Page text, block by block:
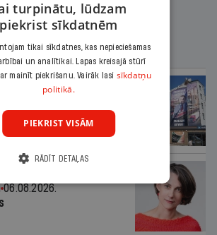
žurnālā
palika nesodīta par
kampaņu
06.08.2026.
turpinātu, lūdzam
piekrist sīkdatnēm
tikai sīkdatnes, kas nepieciešamas
un analītikai. Lapas kreisajā stūrī
mainīt piekrišanu. Vairāk lasi sīkdatņu
politikā.
PIEKRIST VISĀM
RĀDĪT DETAĻAS